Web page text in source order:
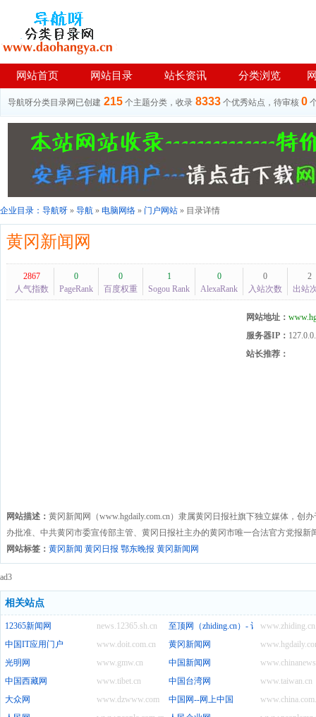
网站首页 网站目录 站长资讯 分类浏览
导航呀分类目录网已创建 215 个主题分类，收录 8333 个优秀站点，待审核 0
企业目录： 导航呀 » 导航 » 电脑网络 » 门户网站 » 目录详情
黄冈新闻网
2867
人气指数
0
PageRank
0
百度权重
1
Sogou Rank
0
AlexaRank
0
入站次数
2
出站
网站地址：
服务器IP：
站长推荐：
网站描述： 黄冈新闻网（www.hgdaily.com.cn）隶属黄冈日报社旗下独立媒体，创
办批准、中共黄冈市委宣传部主管、黄冈日报社主办的黄冈市唯一合法官方党报新
网站标签： 黄冈新闻 黄冈日报 鄂东晚报 黄冈新闻网
ad3
相关站点
news.12365.sh.cn
12365新闻网 www.zhiding.cn
至顶网（zhiding.cn）- 记录和推动数字
www.doit.com.cn
中国IT应用门户
黄冈新闻网
www.gmw.cn
光明网
中国新闻网
www.tibet.cn
中国西藏网 www.taiwan.cn
中国台湾网
www.dzwww.com
大众网
中国网--网上中国